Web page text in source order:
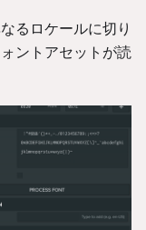
るロケールに切り
ントアセットが読